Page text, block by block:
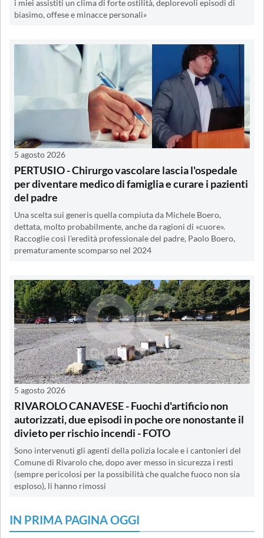
i miei assistiti un clima di forte ostilità, deplorevoli episodi di
biasimo, offese e minacce personali»
5 agosto 2026
PERTUSIO - Chirurgo vascolare lascia l'ospedale
per diventare medico di famiglia e curare i pazienti
del padre
Una scelta sui generis quella compiuta da Michele Boero,
dettata, molto probabilmente, anche da ragioni di «cuore».
Raccoglie così l'eredità professionale del padre, Paolo Boero,
prematuramente scomparso nel 2024
5 agosto 2026
RIVAROLO CANAVESE - Fuochi d'artificio non
autorizzati, due episodi in poche ore nonostante il
divieto per rischio incendi - FOTO
Sono intervenuti gli agenti della polizia locale e i cantonieri del
Comune di Rivarolo che, dopo aver messo in sicurezza i resti
(sempre pericolosi per la possibilità che qualche fuoco non sia
esploso), li hanno rimossi
IN PRIMA PAGINA OGGI